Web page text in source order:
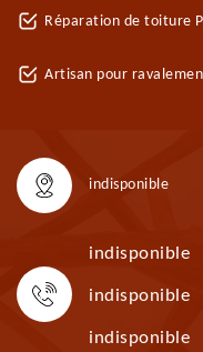
Réparation de toiture
Artisan pour
indisponible
indisponible
indisponible
indisponible